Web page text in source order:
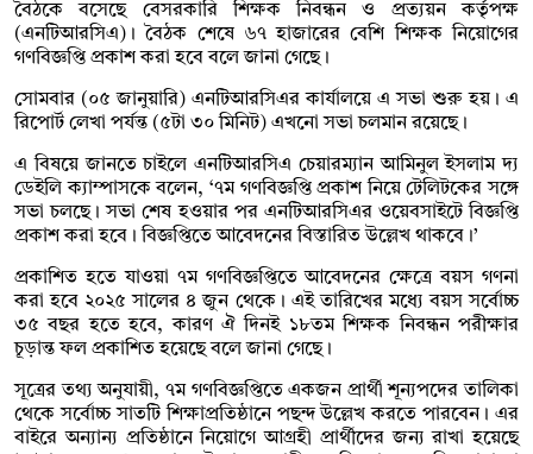
বৈঠকে বসেছে বেসরকারি শিক্ষক নিবন্ধন ও প্রত্যয়ন কর্তৃপক্ষ
(এনটিআরসিএ)। বৈঠক শেষে ৬৭ হাজারের বেশি শিক্ষক নিয়োগের
গণবিজ্ঞপ্তি প্রকাশ করা হবে বলে জানা গেছে।
সোমবার (০৫ জানুয়ারি) এনটিআরসিএর কার্যালয়ে এ সভা শুরু হয়। এ
রিপোর্ট লেখা পর্যন্ত (৫টা ৩০ মিনিট) এখনো সভা চলমান রয়েছে।
এ বিষয়ে জানতে চাইলে এনটিআরসিএ চেয়ারম্যান আমিনুল ইসলাম দ্য
ডেইলি ক্যাম্পাসকে বলেন, ‘৭ম গণবিজ্ঞপ্তি প্রকাশ নিয়ে টেলিটকের সঙ্গে
সভা চলছে। সভা শেষ হওয়ার পর এনটিআরসিএর ওয়েবসাইটে বিজ্ঞপ্তি
প্রকাশ করা হবে। বিজ্ঞপ্তিতে আবেদনের বিস্তারিত উল্লেখ থাকবে।’
প্রকাশিত হতে যাওয়া ৭ম গণবিজ্ঞপ্তিতে আবেদনের ক্ষেত্রে বয়স গণনা
করা হবে ২০২৫ সালের ৪ জুন থেকে। এই তারিখের মধ্যে বয়স সর্বোচ্চ
৩৫ বছর হতে হবে, কারণ ঐ দিনই ১৮তম শিক্ষক নিবন্ধন পরীক্ষার
চূড়ান্ত ফল প্রকাশিত হয়েছে বলে জানা গেছে।
সূত্রের তথ্য অনুযায়ী, ৭ম গণবিজ্ঞপ্তিতে একজন প্রার্থী শূন্যপদের তালিকা
থেকে সর্বোচ্চ সাতটি শিক্ষাপ্রতিষ্ঠানে পছন্দ উল্লেখ করতে পারবেন। এর
বাইরে অন্যান্য প্রতিষ্ঠানে নিয়োগে আগ্রহী প্রার্থীদের জন্য রাখা হয়েছে